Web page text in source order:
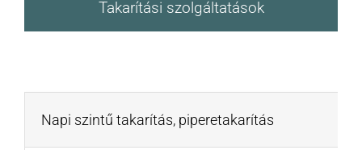
Takarítási szolgáltatások
Napi szintű takarítás, piperetakarítás